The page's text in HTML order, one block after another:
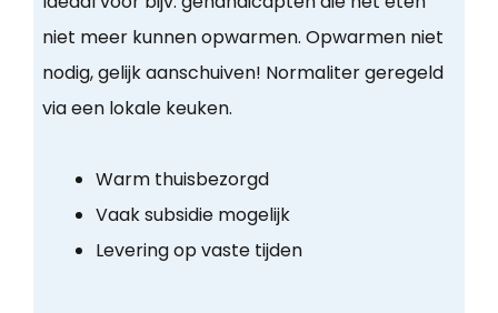
niet meer kunnen opwarmen. Opwarmen niet
nodig, gelijk aanschuiven! Normaliter geregeld
via een lokale keuken.
Warm thuisbezorgd
Vaak subsidie mogelijk
Levering op vaste tijden